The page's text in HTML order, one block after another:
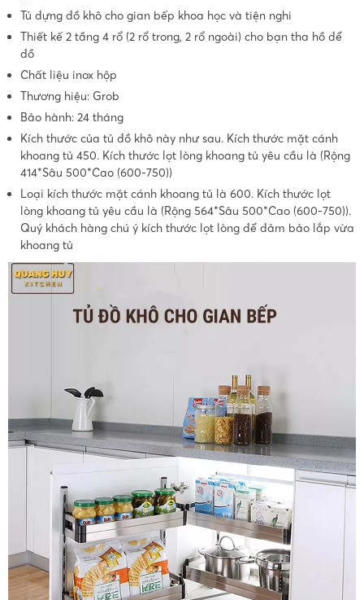
Tủ đựng đồ khô cho gian bếp khoa học và tiện nghi
Thiết kế 2 tầng 4 rổ (2 rổ trong, 2 rổ ngoài) cho bạn tha hồ để
đồ
Chất liệu inox hộp
Thương hiệu: Grob
Bảo hành: 24 tháng
Kích thước của tủ đồ khô này như sau. Kích thước mặt cánh
khoang tủ 450. Kích thước lọt lòng khoang tủ yêu cầu là (Rộng
414*Sâu 500*Cao (600-750))
Loại kích thước mặt cánh khoang tủ là 600. Kích thước lọt
lòng khoang tủ yêu cầu là (Rộng 564*Sâu 500*Cao (600-750)).
Quý khách hàng chú ý kích thước lọt lòng để đảm bảo lắp vừa
khoang tủ